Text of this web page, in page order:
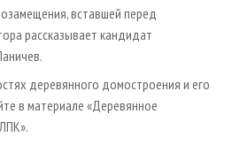
вставшей перед
рассказывает кандидат
деревянного домостроения и его
в материале «Деревянное